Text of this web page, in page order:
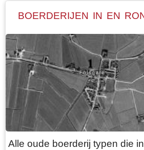
BOERDERIJEN IN EN
Alle oude boerderij typen die